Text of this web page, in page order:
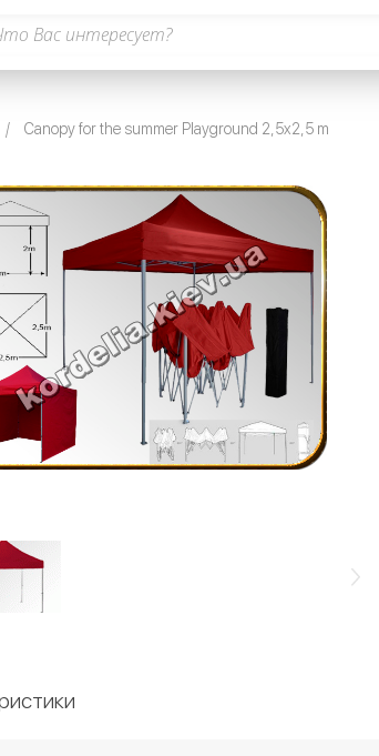
Canopy for the summer Playground 2,5x2,5 m